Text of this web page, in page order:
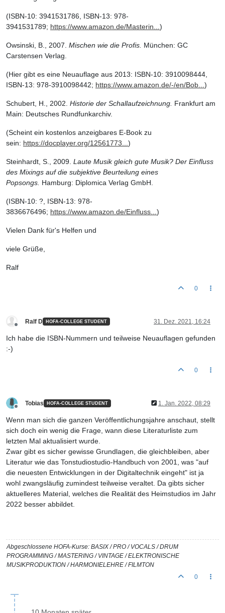
(ISBN-10: 3941531786, ISBN-13: 978-
3941531789; https://www.amazon.de/Masterin... )
Owsinski, B., 2007. Mischen wie die Profis. München: GC
Carstensen Verlag.
(Hier gibt es eine Neuauflage aus 2013: ISBN-10: 3910098444,
ISBN-13: 978-3910098442; https://www.amazon.de/-/en/Bob... )
Schubert, H., 2002. Historie der Schallaufzeichnung. Frankfurt am
Main: Deutsches Rundfunkarchiv.
(Scheint ein kostenlos anzeigbares E-Book zu
sein: https://docplayer.org/12561773... )
Steinhardt, S., 2009. Laute Musik gleich gute Musik? Der Einfluss
des Mixings auf die subjektive Beurteilung eines
Popsongs. Hamburg: Diplomica Verlag GmbH.
(ISBN-10: ?, ISBN-13: 978-
3836676496; https://www.amazon.de/Einfluss... )
Vielen Dank für's Helfen und
viele Grüße,
Ralf
0
Ralf D HOFA-COLLEGE STUDENT 31. Dez. 2021, 16:24
Ich habe die ISBN-Nummern und teilweise Neuauflagen gefunden
:-)
0
Tobias HOFA-COLLEGE STUDENT 1. Jan. 2022, 08:29
Wenn man sich die ganzen Veröffentlichungsjahre anschaut, stellt
sich doch ein wenig die Frage, wann diese Literaturliste zum
letzten Mal aktualisiert wurde.
Zwar gibt es sicher gewisse Grundlagen, die gleichbleiben, aber
Literatur wie das Tonstudiostudio-Handbuch von 2001, was "auf
die neuesten Entwicklungen in der Digitaltechnik eingeht" ist ja
wohl zwangsläufig zumindest teilweise veraltet. Da gibts sicher
aktuelleres Material, welches die Realität des Heimstudios im Jahr
2022 besser abbildet.
Abgeschlossene HOFA-Kurse: BASIX / PRO / VOCALS / DRUM
PROGRAMMING / MASTERING / VINTAGE / ELEKTRONISCHE
MUSIKPRODUKTION / HARMONIELEHRE / FILMTON
0